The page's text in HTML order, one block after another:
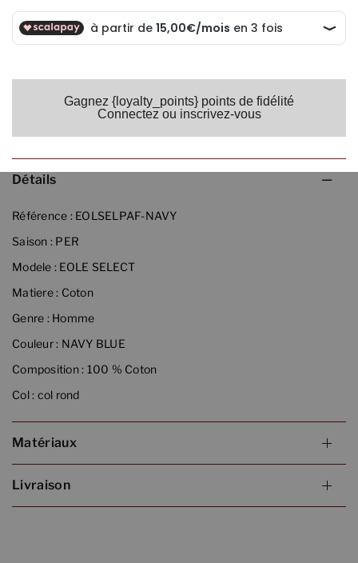
Gagnez {loyalty_points} points de fidélité
Connectez ou inscrivez-vous
Détails
Référence : EOLSELPAF-NAVY
Saison : PER
Modele : EOLE SELECT
Matiere : Coton
Genre : Homme
Couleur : NAVY BLUE
Composition : 100 % Coton
Col : col rond
Matériaux
Livraison